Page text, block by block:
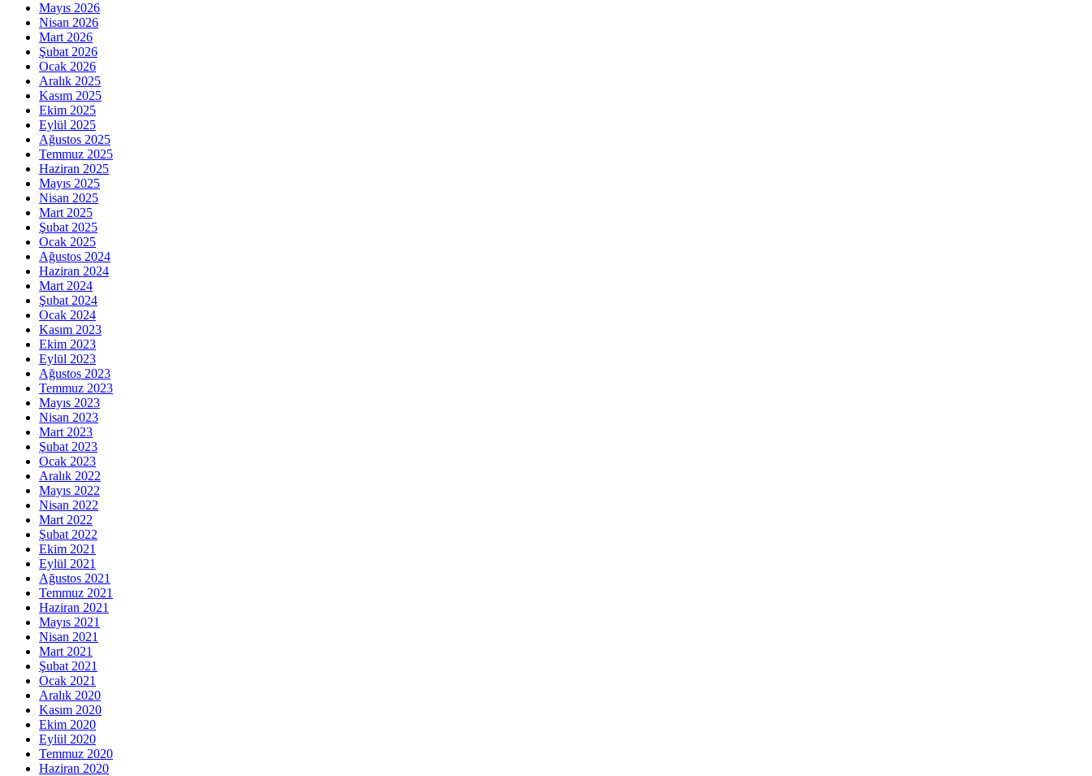
Mayıs 2026
Nisan 2026
Mart 2026
Şubat 2026
Ocak 2026
Aralık 2025
Kasım 2025
Ekim 2025
Eylül 2025
Ağustos 2025
Temmuz 2025
Haziran 2025
Mayıs 2025
Nisan 2025
Mart 2025
Şubat 2025
Ocak 2025
Ağustos 2024
Haziran 2024
Mart 2024
Şubat 2024
Ocak 2024
Kasım 2023
Ekim 2023
Eylül 2023
Ağustos 2023
Temmuz 2023
Mayıs 2023
Nisan 2023
Mart 2023
Şubat 2023
Ocak 2023
Aralık 2022
Mayıs 2022
Nisan 2022
Mart 2022
Şubat 2022
Ekim 2021
Eylül 2021
Ağustos 2021
Temmuz 2021
Haziran 2021
Mayıs 2021
Nisan 2021
Mart 2021
Şubat 2021
Ocak 2021
Aralık 2020
Kasım 2020
Ekim 2020
Eylül 2020
Temmuz 2020
Haziran 2020